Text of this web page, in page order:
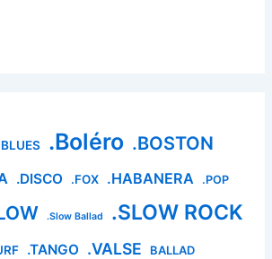
.Boléro .BOSTON
.DISCO .FOX .HABANERA .POP
.Slow Ballad .SLOW ROCK
.TANGO .VALSE BALLAD